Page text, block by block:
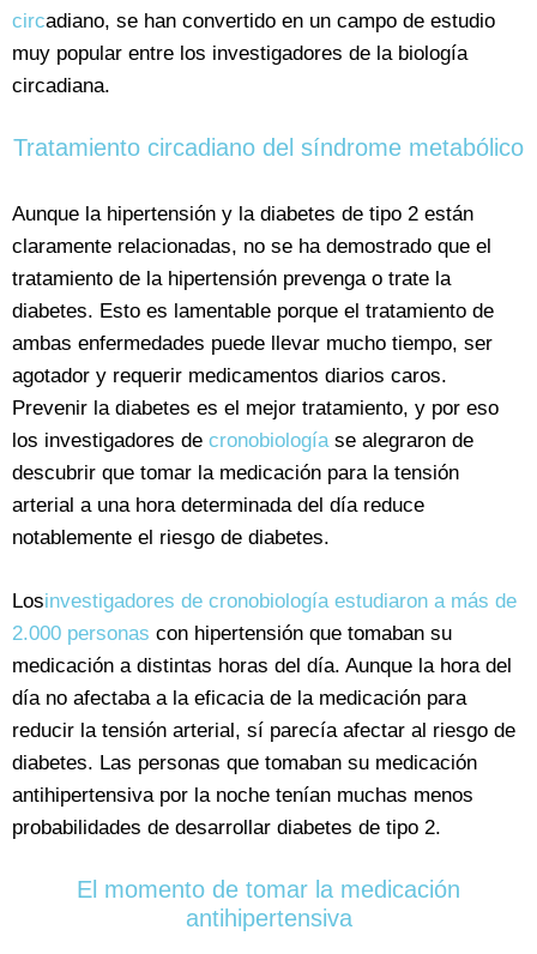
circadiano, se han convertido en un campo de estudio
muy popular entre los investigadores de la biología
circadiana.
Tratamiento circadiano del síndrome metabólico
Aunque la hipertensión y la diabetes de tipo 2 están
claramente relacionadas, no se ha demostrado que el
tratamiento de la hipertensión prevenga o trate la
diabetes. Esto es lamentable porque el tratamiento de
ambas enfermedades puede llevar mucho tiempo, ser
agotador y requerir medicamentos diarios caros.
Prevenir la diabetes es el mejor tratamiento, y por eso
los investigadores de cronobiologíase alegraron de
descubrir que tomar la medicación para la tensión
arterial a una hora determinada del día reduce
notablemente el riesgo de diabetes.
Losinvestigadores de cronobiología estudiaron a más de
2.000 personas con hipertensión que tomaban su
medicación a distintas horas del día. Aunque la hora del
día no afectaba a la eficacia de la medicación para
reducir la tensión arterial, sí parecía afectar al riesgo de
diabetes. Las personas que tomaban su medicación
antihipertensiva por la noche tenían muchas menos
probabilidades de desarrollar diabetes de tipo 2.
El momento de tomar la medicación
antihipertensiva